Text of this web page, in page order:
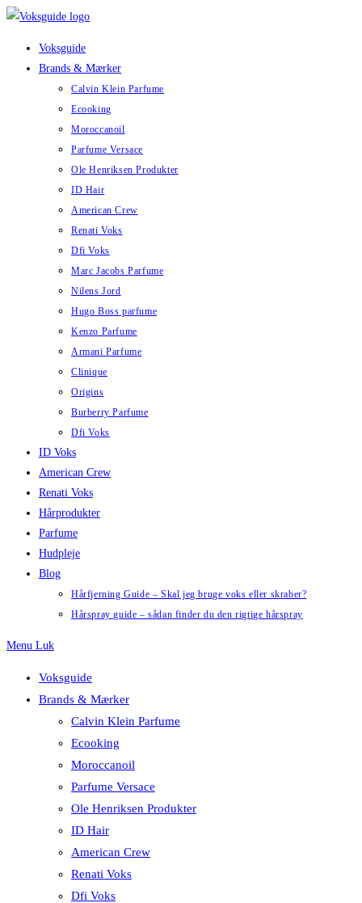
Skip
Voksguide
Brands & Mærker
Calvin Klein Parfume
Ecooking
Moroccanoil
Parfume Versace
Ole Henriksen Produkter
ID Hair
American Crew
Renati Voks
Dfi Voks
Marc Jacobs Parfume
Nilens Jord
Hugo Boss parfume
Kenzo Parfume
Armani Parfume
Clinique
Origins
Burberry Parfume
Dfi Voks
ID Voks
American Crew
Renati Voks
Hårprodukter
Parfume
Hudpleje
Blog
Hårfjerning Guide – Skal jeg bruge voks eller skraber?
Hårspray guide – sådan finder du den rigtige hårspray
Menu Luk
Voksguide
Brands & Mærker
Calvin Klein Parfume
Ecooking
Moroccanoil
Parfume Versace
Ole Henriksen Produkter
ID Hair
American Crew
Renati Voks
Dfi Voks